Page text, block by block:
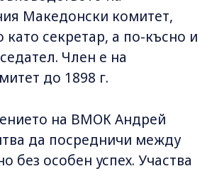
Македонски комитет,
като секретар, а по-късно и
Член е на
до 1898 г.
на ВМОК Андрей
да посредничи между
без особен успех. Участва